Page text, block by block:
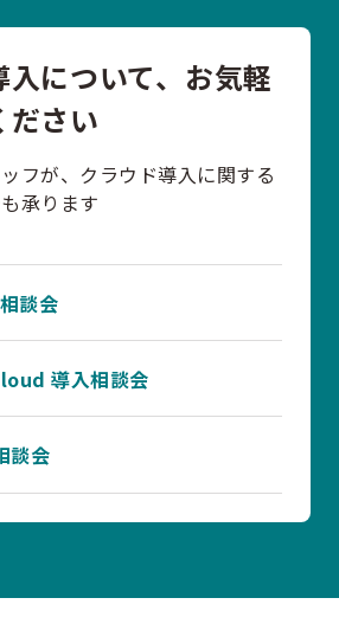
入について、お気軽
ださい
フが、クラウド導入に関する
承ります
談会
導入相談会
談会